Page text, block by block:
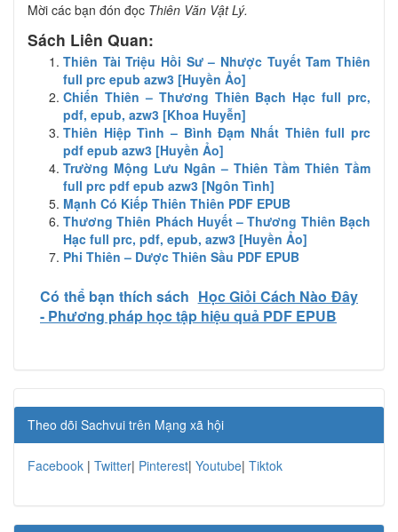
Mời các bạn đón đọc Thiên Văn Vật Lý.
Sách Liên Quan:
Thiên Tài Triệu Hồi Sư – Nhược Tuyết Tam Thiên
full prc epub azw3 [Huyền Ảo]
Chiến Thiên – Thương Thiên Bạch Hạc full prc,
pdf, epub, azw3 [Khoa Huyễn]
Thiên Hiệp Tình – Bình Đạm Nhất Thiên full prc
pdf epub azw3 [Huyền Ảo]
Trường Mộng Lưu Ngân – Thiên Tầm Thiên Tầm
full prc pdf epub azw3 [Ngôn Tình]
Mạnh Có Kiếp Thiên Thiên PDF EPUB
Thương Thiên Phách Huyết – Thương Thiên Bạch
Hạc full prc, pdf, epub, azw3 [Huyền Ảo]
Phi Thiên – Dược Thiên Sầu PDF EPUB
Có thể bạn thích sách Học Giỏi Cách Nào Đây
- Phương pháp học tập hiệu quả PDF EPUB
Theo dõi Sachvui trên Mạng xã hội
Facebook | Twitter| Pinterest| Youtube| Tiktok